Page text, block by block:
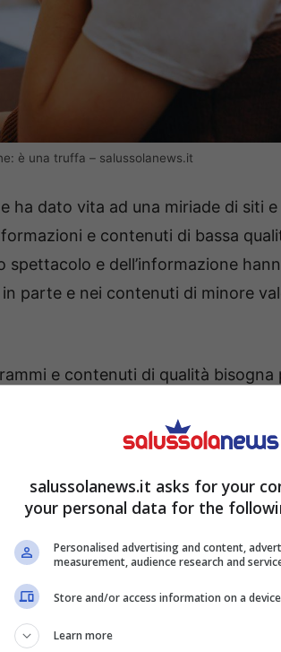
è una truffa – salussolanews.it
ha dato vita ad una miriade di siti e
e contenuti di bassa
e dell’informazione
parte e nei contenuti di minore
e contenuti di qualità bisogna
pubblicitarie continue
Lo stato delle cose ha portato
che preferisce pagare e
ciò che è gratuito senza porsi
sarebbe anche interessata ai
decine di sottoscrizioniin
fetta di utenza si aggirano come
articolate e difficili da riconoscere.
salussolanews.it asks for your
your personal data for the
Personalised advertising and content,
measurement, audience research and
Store and/or access information on a device
Learn more